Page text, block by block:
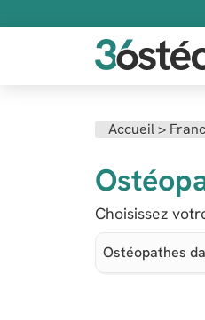
Accueil >
Choisissez
Ostéopathes